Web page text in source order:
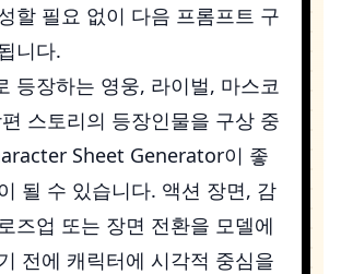
할 필요 없이 다음 프롬프트 구
니다.
등장하는 영웅, 라이벌, 마스코
스토리의 등장인물을 구상 중
Sheet Generator이 좋
될 수 있습니다. 액션 장면, 감
즈업 또는 장면 전환을 모델에
전에 캐릭터에 시각적 중심을